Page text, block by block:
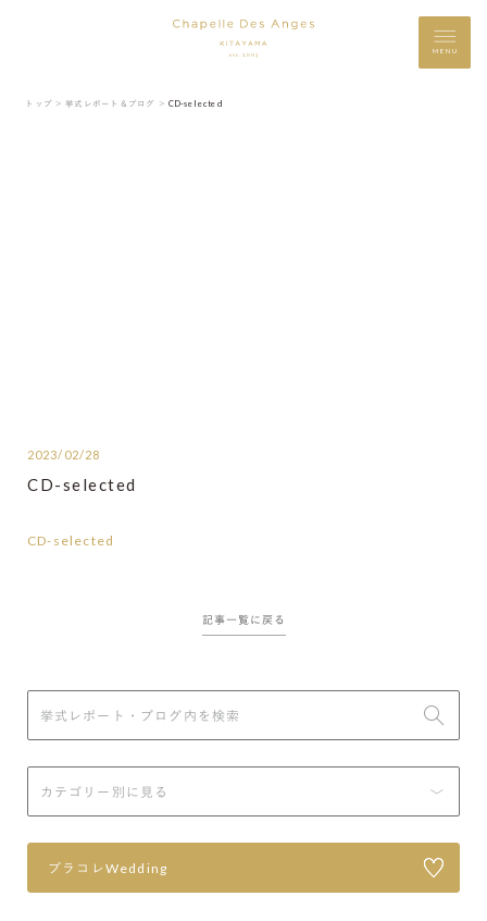
MENU
トップ ＞ 挙式レポート＆ブログ ＞ CD-selected
2023/02/28
CD-selected
CD-selected
記事一覧に戻る
プラコレWedding